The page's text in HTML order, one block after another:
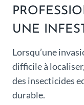
UNE
Lorsqu’une
difficile à
des insecticides
durable.